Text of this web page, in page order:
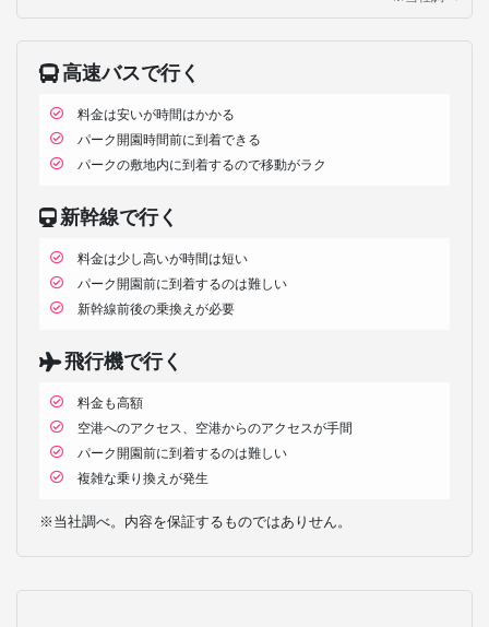
高速バスで行く
料金は安いが時間はかかる
パーク開園時間前に到着できる
パークの敷地内に到着するので移動がラク
新幹線で行く
料金は少し高いが時間は短い
パーク開園前に到着するのは難しい
新幹線前後の乗換えが必要
飛行機で行く
料金も高額
空港へのアクセス、空港からのアクセスが手間
パーク開園前に到着するのは難しい
複雑な乗り換えが発生
※当社調べ。内容を保証するものではありせん。